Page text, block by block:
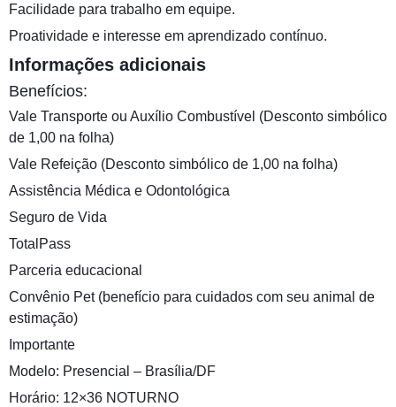
Facilidade para trabalho em equipe.
Proatividade e interesse em aprendizado contínuo.
Informações adicionais
Benefícios:
Vale Transporte ou Auxílio Combustível (Desconto simbólico
de 1,00 na folha)
Vale Refeição (Desconto simbólico de 1,00 na folha)
Assistência Médica e Odontológica
Seguro de Vida
TotalPass
Parceria educacional
Convênio Pet (benefício para cuidados com seu animal de
estimação)
Importante
Modelo: Presencial – Brasília/DF
Horário: 12×36 NOTURNO